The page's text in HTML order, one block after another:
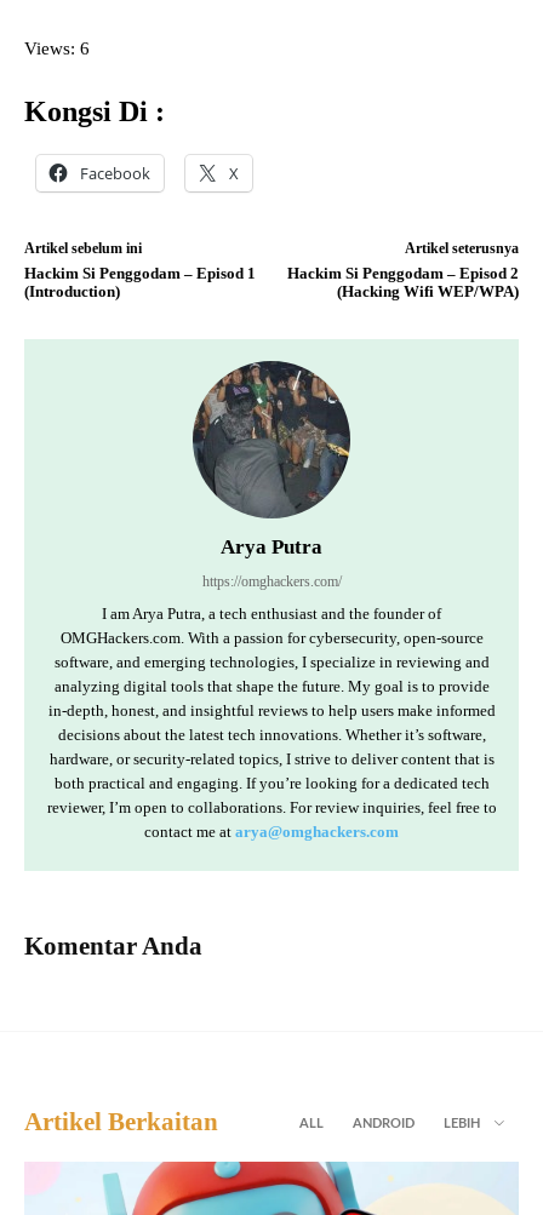
Views: 6
Kongsi Di :
Facebook X
Artikel sebelum ini
Hackim Si Penggodam – Episod 1
(Introduction)
Artikel seterusnya
Hackim Si Penggodam – Episod 2
(Hacking Wifi WEP/WPA)
Arya Putra
https://omghackers.com/
I am Arya Putra, a tech enthusiast and the founder of
OMGHackers.com. With a passion for cybersecurity, open-source
software, and emerging technologies, I specialize in reviewing and
analyzing digital tools that shape the future. My goal is to provide
in-depth, honest, and insightful reviews to help users make informed
decisions about the latest tech innovations. Whether it’s software,
hardware, or security-related topics, I strive to deliver content that is
both practical and engaging. If you’re looking for a dedicated tech
reviewer, I’m open to collaborations. For review inquiries, feel free to
contact me at arya@omghackers.com
Komentar Anda
Artikel Berkaitan ALL ANDROID LEBIH